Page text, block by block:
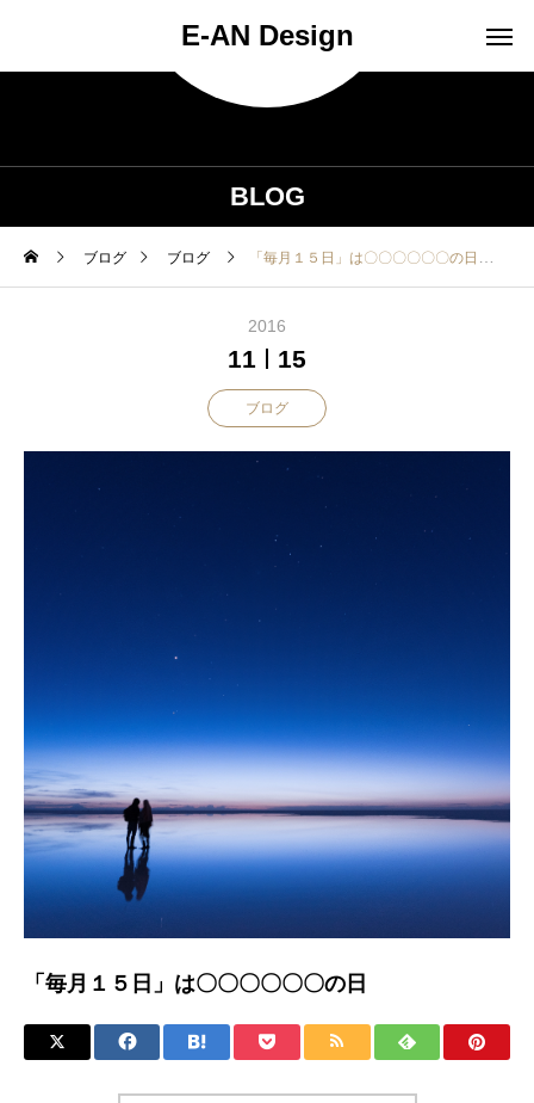
E-AN Design
BLOG
ブログ ブログ 「毎月１５日」は〇〇〇〇〇〇の日
2016
11 15
ブログ
「毎月１５日」は〇〇〇〇〇〇の日